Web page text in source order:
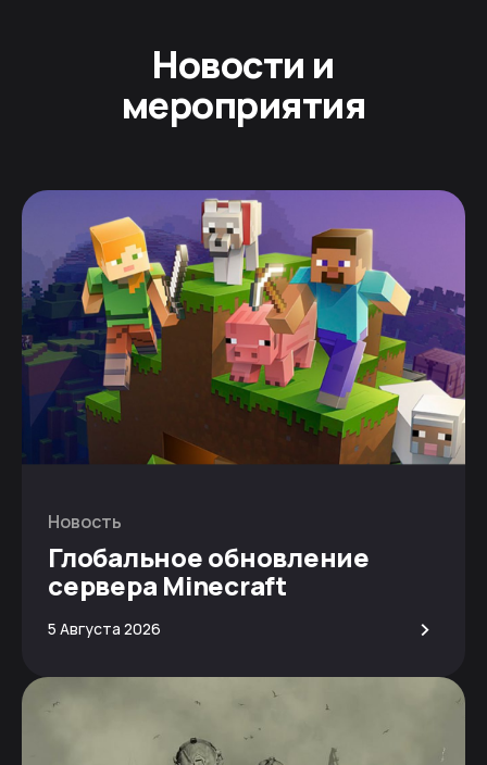
Новости и
мероприятия
Новость
Глобальное обновление
сервера Minecraft
5 Августа 2026 >